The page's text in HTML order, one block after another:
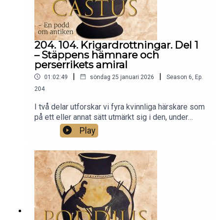
romerska republiken. Fulvia har navigerat sig
igenom en av Roms mest turbulenta tider, utlöst
av mordet på Julius Caesar. Men konflikterna är
många och kampen om makten är hård. I denna
avslutande del om Fulvia pratar vi bland annat om
kriget hon startade och slutet på hennes liv.
204. 104. Krigardrottningar. Del 1
– Stäppens hämnare och
perserrikets amiral
01:02:49 | söndag 25 januari 2026 | Season 6 Ep.
204
I två delar utforskar vi fyra kvinnliga härskare som
på ett eller annat sätt utmärkt sig i den, under
antiken, högst manliga krigssfären. I denna första
del bekantar vi oss med Tomyris, drottning över
Kaspiska havet, samt Artemisia, drottning över
Halikarnassos och amiral i kung Xerxes
invasionsarmé under perserkrigen.
Play